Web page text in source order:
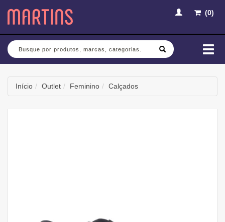
(0)
Busca
Início Outlet Feminino Calçados